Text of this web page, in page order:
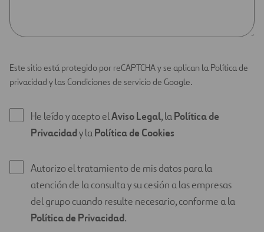
Este sitio está protegido por reCAPTCHA y se aplican la Política de
privacidad y las Condiciones de servicio de Google.
He leído y acepto elAviso Legal, laPolítica de
Privacidady laPolítica de Cookies
Autorizo el tratamiento de mis datos para la
atención de la consulta y su cesión a las empresas
del grupo cuando resulte necesario, conforme a la
Política de Privacidad.